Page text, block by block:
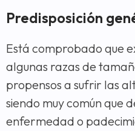
Predisposición
Está comprobado que
algunas razas de
propensos a sufrir las
siendo muy común que
enfermedad o